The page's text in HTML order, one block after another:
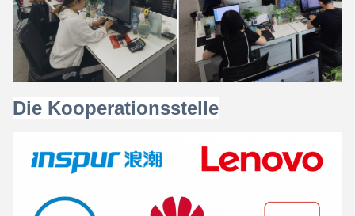
Die Kooperationsstelle